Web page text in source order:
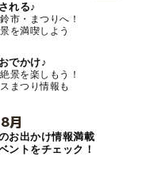
れる♪
市・まつりへ！
を満喫しよう
でかけ♪
景を楽しもう！
まつり情報も
月
お出かけ情報満載
ントをチェック！